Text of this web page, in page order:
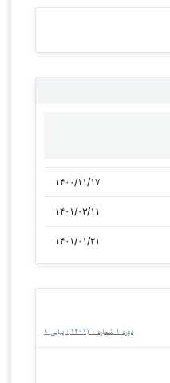
۱۴۰۰/۱۱/۱۷
۱۴۰۱/۰۳/۱۱
۱۴۰۱/۰۱/۲۱
دوره ۱ شماره ۱ (۱۴۰۱): پیاپی ۱